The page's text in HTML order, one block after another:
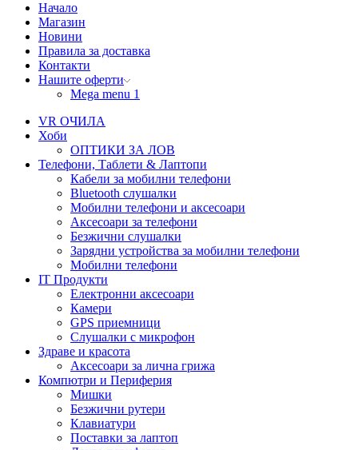
Начало
Магазин
Новини
Правила за доставка
Контакти
Нашите оферти
Mega menu 1
VR ОЧИЛА
Хоби
ОПТИКИ ЗА ЛОВ
Телефони, Таблети & Лаптопи
Кабели за мобилни телефони
Bluetooth слушалки
Мобилни телефони и аксесоари
Аксесоари за телефони
Безжични слушалки
Зарядни устройства за мобилни телефони
Мобилни телефони
IT Продукти
Електронни аксесоари
Камери
GPS приемници
Слушалки с микрофон
Здраве и красота
Аксесоари за лична грижа
Компютри и Периферия
Мишки
Безжични рутери
Клавиатури
Поставки за лаптоп